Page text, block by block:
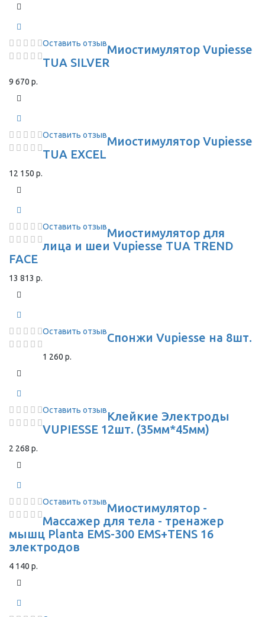
Оставить отзывМиостимулятор Vupiesse
TUA SILVER
9 670 р.
Оставить отзывМиостимулятор Vupiesse
TUA EXCEL
12 150 р.
Оставить отзывМиостимулятор для
лица и шеи Vupiesse TUA TREND
FACE
13 813 р.
Оставить отзывСпонжи Vupiesse на 8шт.
1 260 р.
Оставить отзывКлейкие Электроды
VUPIESSE 12шт. (35мм*45мм)
2 268 р.
Оставить отзывМиостимулятор -
Массажер для тела - тренажер
мышц Planta EMS-300 EMS+TENS 16
электродов
4 140 р.